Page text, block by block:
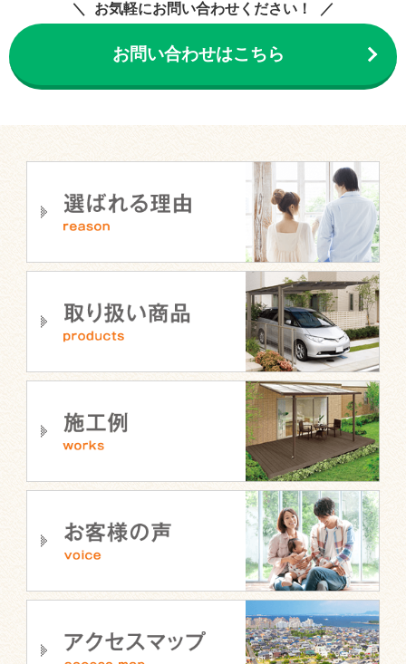
お気軽にお問い合わせください！
お問い合わせはこちら